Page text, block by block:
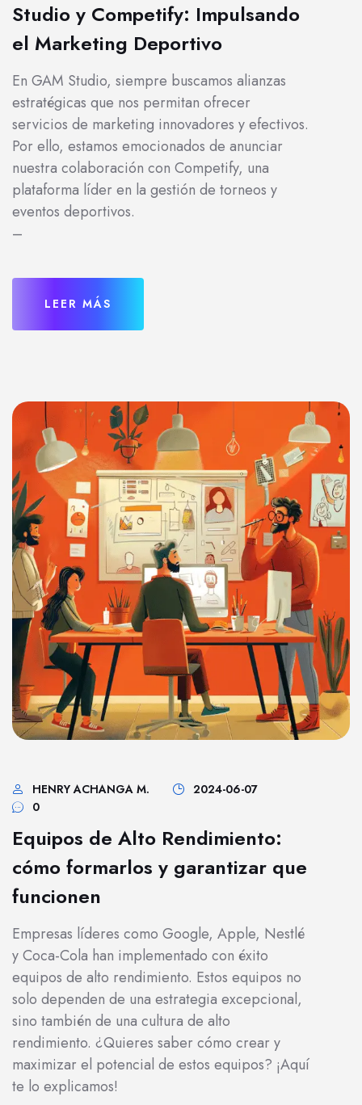
Studio y Competify: Impulsando
el Marketing Deportivo
En GAM Studio, siempre buscamos alianzas
estratégicas que nos permitan ofrecer
servicios de marketing innovadores y efectivos.
Por ello, estamos emocionados de anunciar
nuestra colaboración con Competify, una
plataforma líder en la gestión de torneos y
eventos deportivos.
–
LEER MÁS
HENRY ACHANGA M.
2024-06-07
0
Equipos de Alto Rendimiento:
cómo formarlos y garantizar que
funcionen
Empresas líderes como Google, Apple, Nestlé
y Coca-Cola han implementado con éxito
equipos de alto rendimiento. Estos equipos no
solo dependen de una estrategia excepcional,
sino también de una cultura de alto
rendimiento. ¿Quieres saber cómo crear y
maximizar el potencial de estos equipos? ¡Aquí
te lo explicamos!